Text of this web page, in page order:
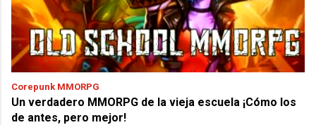
Corepunk MMORPG
Un verdadero MMORPG de la vieja escuela ¡Cómo los
de antes, pero mejor!